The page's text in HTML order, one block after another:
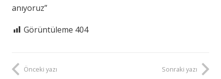
anıyoruz”
Görüntüleme 404
Önceki yazı Sonraki yazı